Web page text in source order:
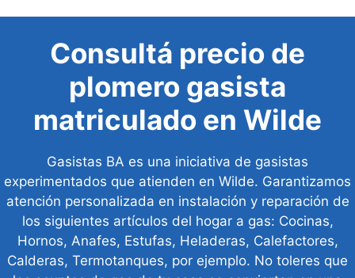
Consultá precio de
plomero gasista
matriculado en Wilde
Gasistas BA es una iniciativa de gasistas
experimentados que atienden en Wilde. Garantizamos
atención personalizada en instalación y reparación de
los siguientes artículos del hogar a gas: Cocinas,
Hornos, Anafes, Estufas, Heladeras, Calefactores,
Calderas, Termotanques, por ejemplo. No toleres que